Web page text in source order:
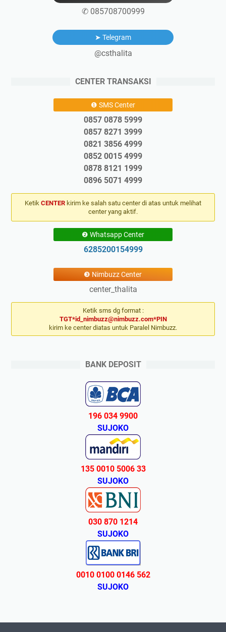
✆ 085708700999
➤ Telegram
@csthalita
CENTER TRANSAKSI
❶ SMS Center
0857 0878 5999
0857 8271 3999
0821 3856 4999
0852 0015 4999
0878 8121 1999
0896 5071 4999
Ketik CENTER kirim ke salah satu center di atas untuk melihat
center yang aktif.
❷ Whatsapp Center
6285200154999
❸ Nimbuzz Center
center_thalita
Ketik sms dg format :
TGT*id_nimbuzz@nimbuzz.com*PIN
kirim ke center diatas untuk Paralel Nimbuzz.
BANK DEPOSIT
196 034 9900
SUJOKO
135 0010 5006 33
SUJOKO
030 870 1214
SUJOKO
0010 0100 0146 562
SUJOKO